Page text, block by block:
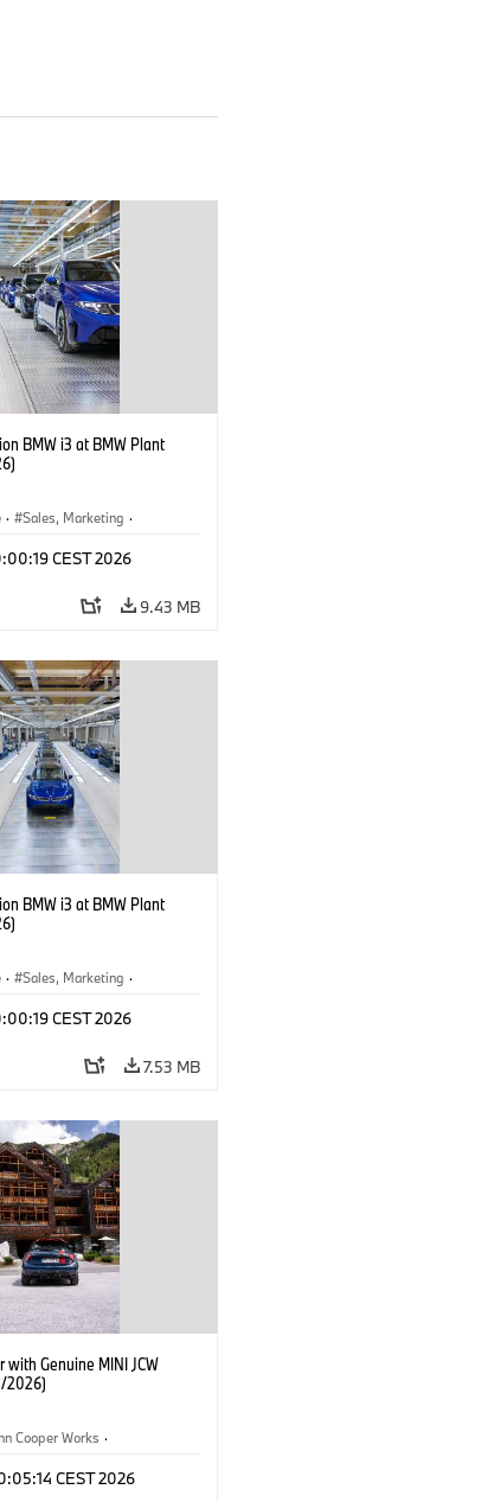
BMW i3 at BMW Plant
· Sales, Marketing ·
CEST 2026
9.43 MB
BMW i3 at BMW Plant
· Sales, Marketing ·
CEST 2026
7.53 MB
with Genuine MINI JCW
2026)
Cooper Works ·
CEST 2026